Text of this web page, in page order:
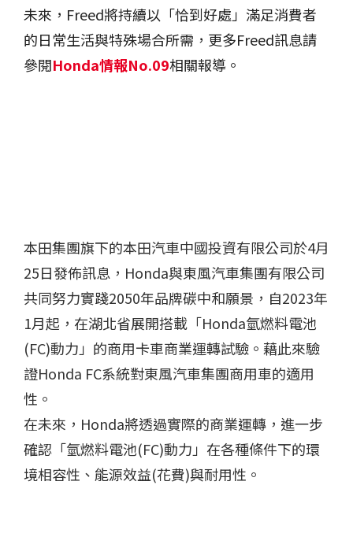
未來，Freed將持續以「恰到好處」滿足消費者
的日常生活與特殊場合所需，更多Freed訊息請
參閱Honda情報No.09相關報導。
本田集團旗下的本田汽車中國投資有限公司於4月
25日發佈訊息，Honda與東風汽車集團有限公司
共同努力實踐2050年品牌碳中和願景，自2023年
1月起，在湖北省展開搭載「Honda氫燃料電池
(FC)動力」的商用卡車商業運轉試驗。藉此來驗
證Honda FC系統對東風汽車集團商用車的適用
性。
在未來，Honda將透過實際的商業運轉，進一步
確認「氫燃料電池(FC)動力」在各種條件下的環
境相容性、能源效益(花費)與耐用性。